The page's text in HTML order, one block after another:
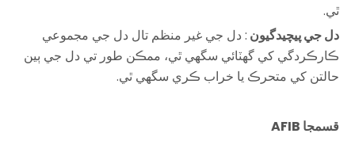
ٿي.
دل جي پيچيدگيون : دل جي غير منظم تال دل جي مجموعي
ڪارڪردگي کي گھٽائي سگھي ٿي، ممڪن طور تي دل جي ٻين
حالتن کي متحرڪ يا خراب ڪري سگھي ٿي.
قسمجا AFIB